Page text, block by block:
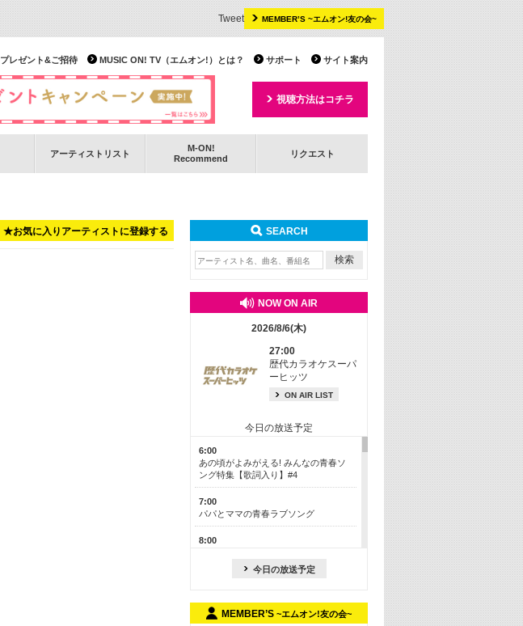
MEMBER’S ~エムオン!友の会~
Tweet
サイト案内
サポート
MUSIC ON! TV（エムオン!）とは？
プレゼント&ご招待
視聴方法はコチラ
アーティストリスト
M-ON!
Recommend
リクエスト
★お気に入りアーティストに登録する SEARCH
NOW ON AIR
2026/8/6(木)
27:00
歴代カラオケスーパ
ーヒッツ
ON AIR LIST
今日の放送予定
6:00
あの頃がよみがえる! みんなの青春ソ
ング特集【歌詞入り】#4
7:00
パパとママの青春ラブソング
8:00
13:00
今日の放送予定
MEMBER’S ~エムオン!友の会~